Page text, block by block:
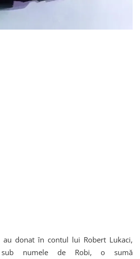
donat în contul lui Robert Lukaci,
sub numele de Robi, o sumă